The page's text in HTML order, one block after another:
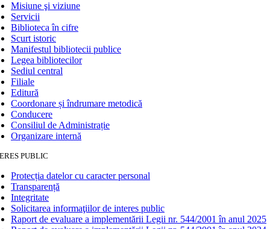
Misiune şi viziune
Servicii
Biblioteca în cifre
Scurt istoric
Manifestul bibliotecii publice
Legea bibliotecilor
Sediul central
Filiale
Editură
Coordonare și îndrumare metodică
Conducere
Consiliul de Administrație
Organizare internă
PUBLIC
Protecția datelor cu caracter personal
Transparență
Integritate
Solicitarea informaţiilor de interes public
Raport de evaluare a implementării Legii nr. 544/2001 în anul 2025